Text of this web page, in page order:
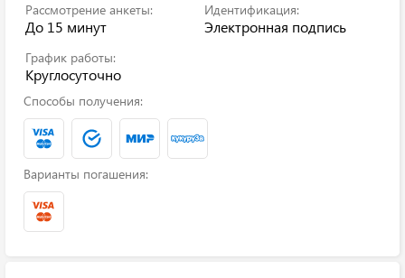
Рассмотрение анкеты:
До 15 минут
Идентификация:
Электронная подпись
График работы:
Круглосуточно
Способы получения:
Варианты погашения: